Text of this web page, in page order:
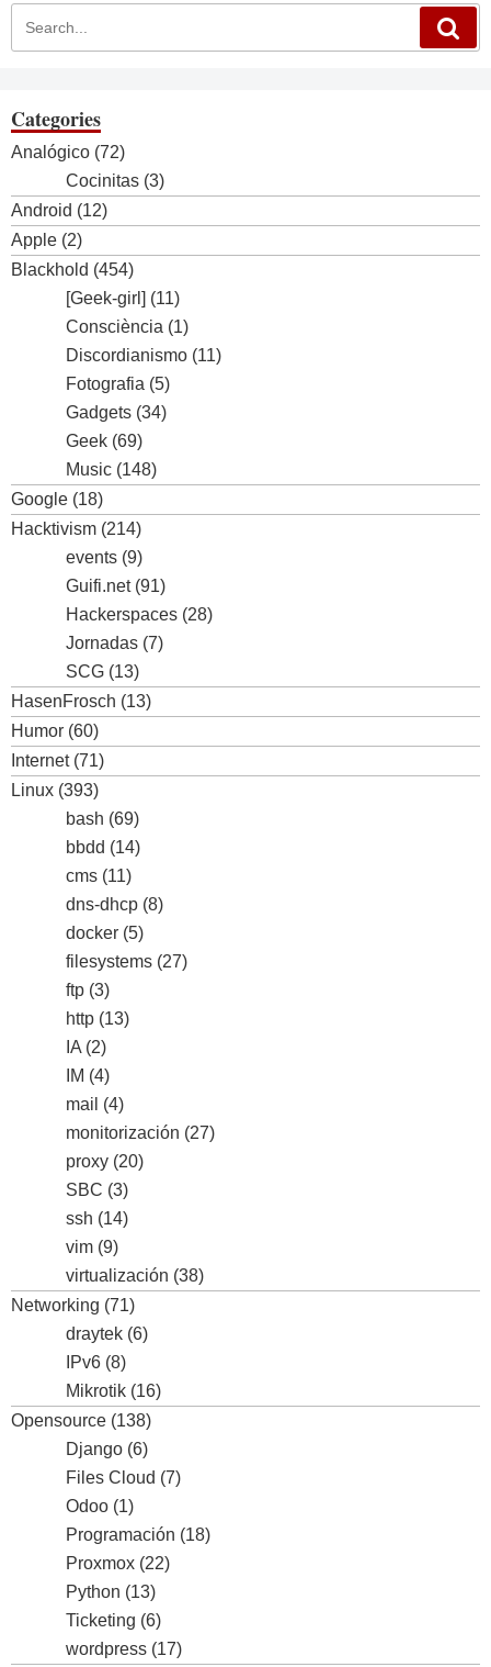
Categories
Analógico (72)
Cocinitas (3)
Android (12)
Apple (2)
Blackhold (454)
[Geek-girl] (11)
Consciència (1)
Discordianismo (11)
Fotografia (5)
Gadgets (34)
Geek (69)
Music (148)
Google (18)
Hacktivism (214)
events (9)
Guifi.net(91)
Hackerspaces (28)
Jornadas (7)
SCG (13)
HasenFrosch (13)
Humor (60)
Internet(71)
Linux (393)
bash (69)
bbdd (14)
cms (11)
dns-dhcp (8)
docker (5)
filesystems (27)
ftp (3)
http (13)
IA (2)
IM (4)
mail (4)
monitorización (27)
proxy (20)
SBC (3)
ssh (14)
vim (9)
virtualización (38)
Networking (71)
draytek (6)
IPv6 (8)
Mikrotik (16)
Opensource (138)
Django (6)
Files Cloud (7)
Odoo (1)
Programación (18)
Proxmox (22)
Python (13)
Ticketing (6)
wordpress (17)